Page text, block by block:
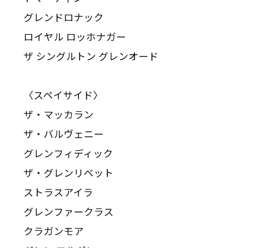
グレンドロナック
ロイヤル ロッホナガー
ザ シングルトン グレンオード
〈スペイサイド〉
ザ・マッカラン
ザ・バルヴェニー
グレンフィディック
ザ・グレンリベット
ストラスアイラ
グレンファークラス
クラガンモア